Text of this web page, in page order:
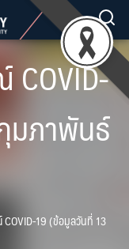
COVID-
มภาพันธ์
19 (ข้อมูลวันที่ 13